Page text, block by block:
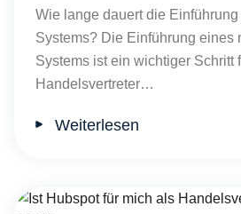
Wie lange dauert die
Systems? Die Einführung eines
Systems ist ein wichtiger Schritt
Handelsvertreter…
Weiterlesen